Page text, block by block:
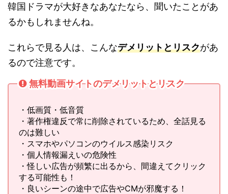
韓国ドラマが大好きなあなたなら、聞いたことがあ
るかもしれませんね。
これらで見る人は、こんなデメリットとリスクがあ
るので注意です。
無料動画サイトのデメリットとリスク
・低画質・低音質
・著作権違反で常に削除されているため、全話見る
のは難しい
・スマホやパソコンのウイルス感染リスク
・個人情報漏えいの危険性
・怪しい広告が頻繁に出るから、間違えてクリック
する可能性も！
・良いシーンの途中で広告やCMが邪魔する！